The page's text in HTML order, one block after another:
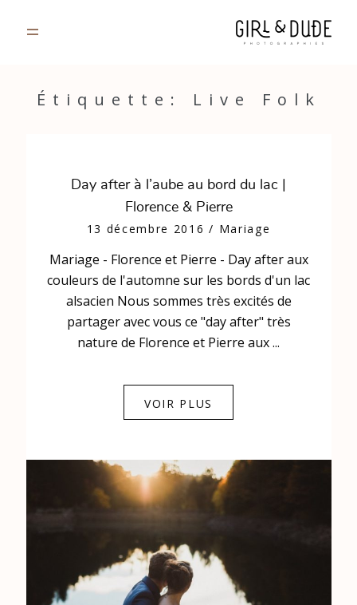
Étiquette: Live Folk
Day after à l’aube au bord du lac |
Florence & Pierre
13 décembre 2016/ Mariage
Mariage - Florence et Pierre - Day after aux
couleurs de l'automne sur les bords d'un lac
alsacien Nous sommes très excités de
partager avec vous ce "day after" très
nature de Florence et Pierre aux ...
VOIR PLUS
CONTACT
GALERIES PRIVÉES
Strasbourg, France